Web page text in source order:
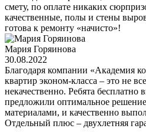
смету, по оплате никаких
качественные, полы и стены
готова к ремонту «начисто»!
Мария Горяинова
30.08.2022
Благодаря компании «Академия
квартир эконом-класса – это не
некачественно. Ребята бесплатно
предложили оптимальное
материалами, и качественно
Отдельный плюс – двухлетняя